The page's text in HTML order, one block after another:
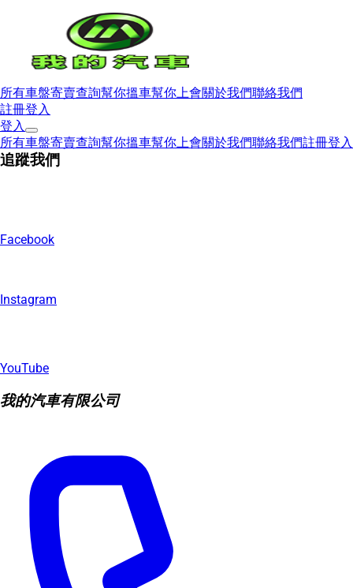
所有車盤寄賣查詢幫你搵車幫你上會關於我們聯絡我們
註冊登入
登入
所有車盤寄賣查詢幫你搵車幫你上會關於我們聯絡我們註冊登入
追蹤我們
Facebook
Instagram
YouTube
我的汽車有限公司